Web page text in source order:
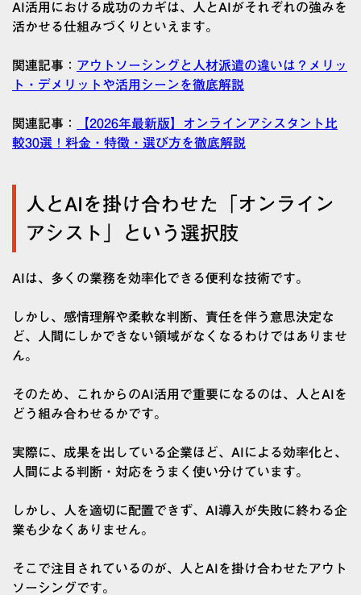
AI活用における成功のカギは、人とAIがそれぞれの強みを
活かせる仕組みづくりといえます。
関連記事： アウトソーシングと人材派遣の違いは？メリッ
ト・デメリットや活用シーンを徹底解説
関連記事：
【2026年最新版】オンラインアシスタント比
較30選！料金・特徴・選び方を徹底解説
人とAIを掛け合わせた「オンライン
アシスト」という選択肢
AIは、多くの業務を効率化できる便利な技術です。
しかし、感情理解や柔軟な判断、責任を伴う意思決定な
ど、人間にしかできない領域がなくなるわけではありませ
ん。
そのため、これからのAI活用で重要になるのは、人とAIを
どう組み合わせるかです。
実際に、成果を出している企業ほど、AIによる効率化と、
人間による判断・対応をうまく使い分けています。
しかし、人を適切に配置できず、AI導入が失敗に終わる企
業も少なくありません。
そこで注目されているのが、人とAIを掛け合わせたアウト
ソーシングです。